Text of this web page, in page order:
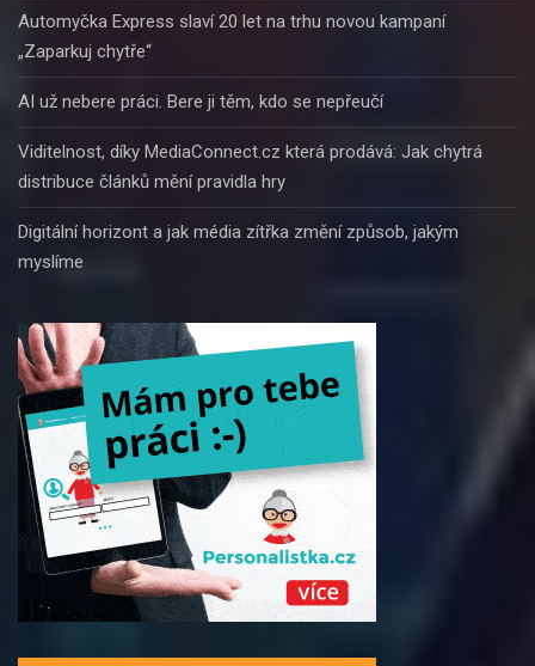
Automyčka Express slaví 20 let na trhu novou kampaní
„Zaparkuj chytře“
AI už nebere práci. Bere ji těm, kdo se nepřeučí
Viditelnost, díky MediaConnect.cz která prodává: Jak chytrá
distribuce článků mění pravidla hry
Digitální horizont a jak média zítřka změní způsob, jakým
myslíme